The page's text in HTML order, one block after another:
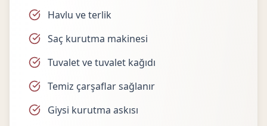
Havlu ve terlik
Saç kurutma makinesi
Tuvalet ve tuvalet kağıdı
Temiz çarşaflar sağlanır
Giysi kurutma askısı